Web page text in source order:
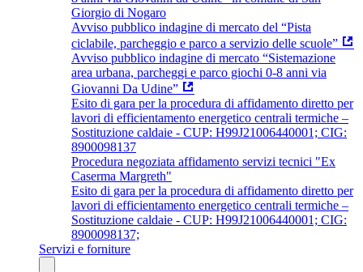
Giorgio di Nogaro
Avviso pubblico indagine di mercato del “Pista
ciclabile, parcheggio e parco a servizio delle scuole”
Avviso pubblico indagine di mercato “Sistemazione
area urbana, parcheggi e parco giochi 0-8 anni via
Giovanni Da Udine”
Esito di gara per la procedura di affidamento diretto per
lavori di efficientamento energetico centrali termiche –
Sostituzione caldaie - CUP: H99J21006440001; CIG:
8900098137
Procedura negoziata affidamento servizi tecnici "Ex
Caserma Margreth"
Esito di gara per la procedura di affidamento diretto per
lavori di efficientamento energetico centrali termiche –
Sostituzione caldaie - CUP: H99J21006440001; CIG:
8900098137;
Servizi e forniture